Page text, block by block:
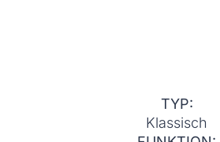
TYP:
Klassisch